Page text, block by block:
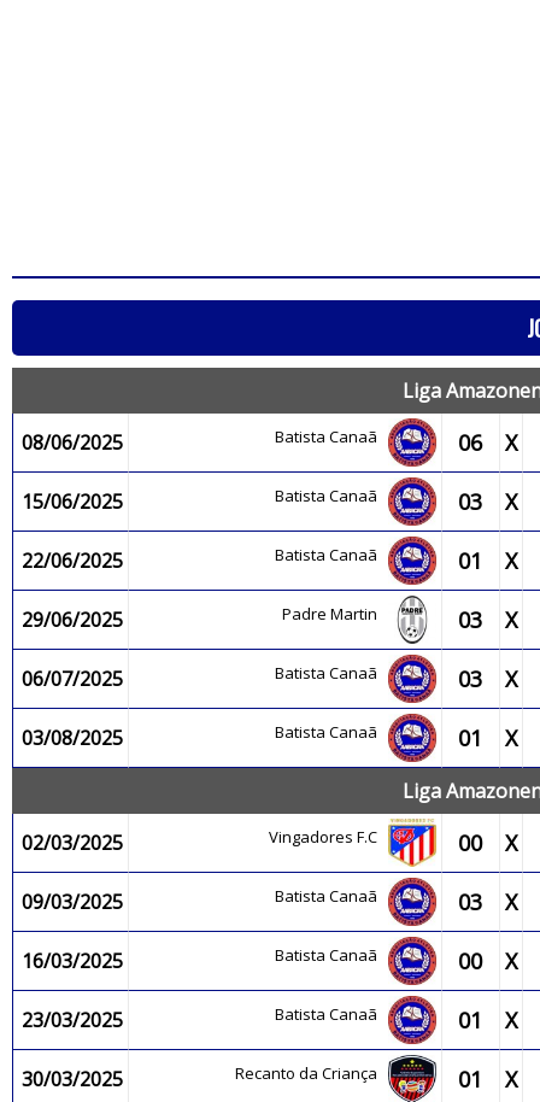
Liga
08/06/2025
Batista Canaã 06 X
15/06/2025 Batista Canaã 03 X
22/06/2025 Batista Canaã 01 X
29/06/2025 Padre Martin 03 X
06/07/2025 Batista Canaã 03 X
03/08/2025 Batista Canaã 01 X
Liga
02/03/2025
Vingadores F.C 00 X
09/03/2025 Batista Canaã 03 X
16/03/2025 Batista Canaã 00 X
23/03/2025 Batista Canaã 01 X
30/03/2025 Recanto da Criança 01 X